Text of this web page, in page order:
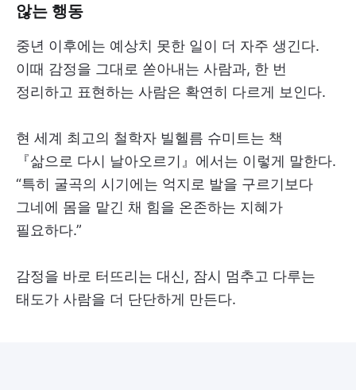
않는 행동
중년 이후에는 예상치 못한 일이 더 자주 생긴다.
이때 감정을 그대로 쏟아내는 사람과, 한 번
정리하고 표현하는 사람은 확연히 다르게 보인다.
현 세계 최고의 철학자 빌헬름 슈미트는 책
『삶으로 다시 날아오르기』에서는 이렇게 말한다.
“특히 굴곡의 시기에는 억지로 발을 구르기보다
그네에 몸을 맡긴 채 힘을 온존하는 지혜가
필요하다.”
감정을 바로 터뜨리는 대신, 잠시 멈추고 다루는
태도가 사람을 더 단단하게 만든다.